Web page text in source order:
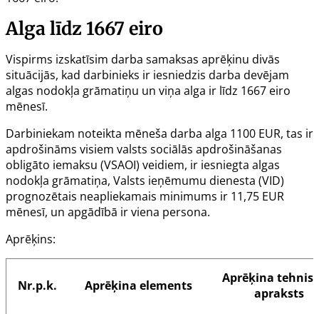
Alga līdz 1667 eiro
Vispirms izskatīsim darba samaksas aprēķinu divās
situācijās, kad darbinieks ir iesniedzis darba devējam
algas nodokļa grāmatiņu un viņa alga ir līdz 1667 eiro
mēnesī.
Darbiniekam noteikta mēneša darba alga 1100 EUR, tas ir
apdrošināms visiem valsts sociālās apdrošināšanas
obligāto iemaksu (VSAOI) veidiem, ir iesniegta algas
nodokļa grāmatiņa, Valsts ieņēmumu dienesta (VID)
prognozētais neapliekamais minimums ir 11,75 EUR
mēnesī, un apgādībā ir viena persona.
Aprēķins:
Nr.p.k. Aprēķina elements
Aprēķina
apraksts